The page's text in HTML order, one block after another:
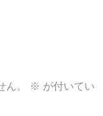
。 ※ が付いてい